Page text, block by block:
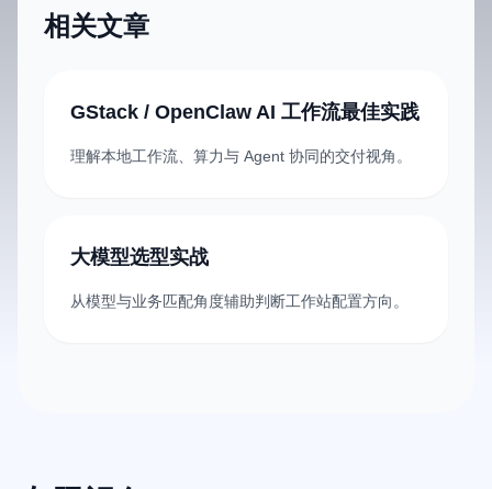
相关文章
GStack / OpenClaw AI 工作流最佳实践
理解本地工作流、算力与 Agent 协同的交付视角。
大模型选型实战
从模型与业务匹配角度辅助判断工作站配置方向。